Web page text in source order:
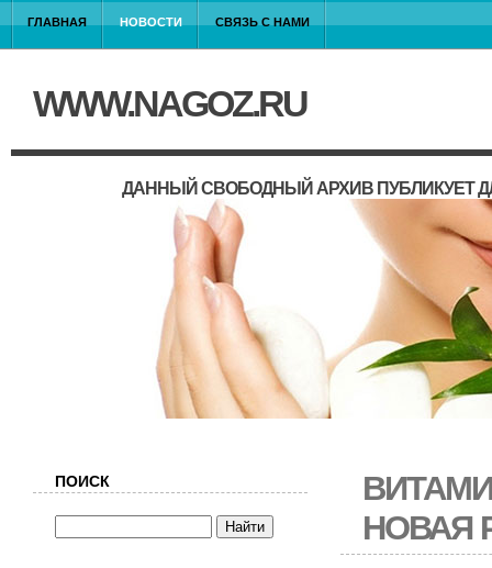
ГЛАВНАЯ НОВОСТИ СВЯЗЬ С НАМИ
WWW.NAGOZ.RU
ДАННЫЙ СВОБОДНЫЙ АРХИВ ПУБЛИКУЕТ
НОВАЯ
ПОИСК